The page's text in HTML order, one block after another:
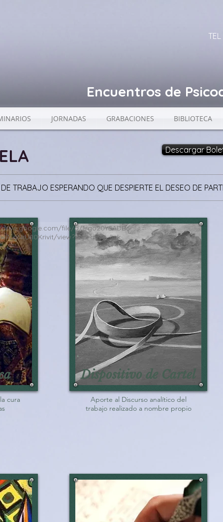
Encuentros de
JORNADAS GRABACIONES BIBLIOTECA
Descargar
TRABAJO ESPERANDO QUE DESPIERTE EL DESEO DE
cura
Dispositivo de Cartel
Aporte al Discurso analítico del
trabajo realizado a nombre propio
file/d/1rgo20YSADB6
view?usp=drive_link